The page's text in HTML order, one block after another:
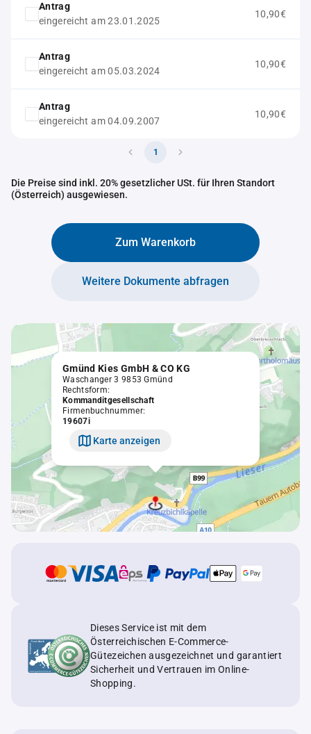
Antrag
eingereicht am 23.01.2025
10,90€
Antrag
eingereicht am 05.03.2024
10,90€
Antrag
eingereicht am 04.09.2007
10,90€
1
Die Preise sind inkl. 20% gesetzlicher USt. für Ihren Standort
(Österreich) ausgewiesen.
Zum Warenkorb
Weitere Dokumente abfragen
Gmünd Kies GmbH & CO KG
Waschanger 3 9853 Gmünd
Rechtsform:
Kommanditgesellschaft
Firmenbuchnummer:
19607i
Karte anzeigen
Dieses Service ist mit dem
Österreichischen E-Commerce-
Gütezeichen ausgezeichnet und garantiert
Sicherheit und Vertrauen im Online-
Shopping.